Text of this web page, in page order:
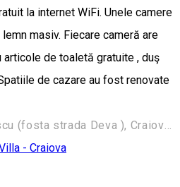
la internet WiFi. Unele camere
masiv. Fiecare cameră are
de toaletă gratuite , duş
de cazare au fost renovate
67 Strada Adrian Păunescu (fosta strada Deva ), Craiova 200639, Romania
- Craiova